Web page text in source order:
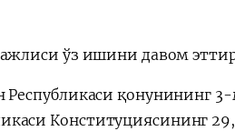
ўз ишини давом
Республикаси қонунининг
Конституциясининг